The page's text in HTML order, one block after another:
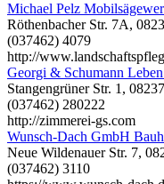
Michael Pelz
Röthenbacher Str. 7A,
(037462) 4079
http://
Georgi & Schumann
Stangengrüner Str. 1,
(037462) 280222
http://zimmerei-gs.com
Wunsch-Dach GmbH
Neue Wildenauer Str. 7,
(037462) 3110